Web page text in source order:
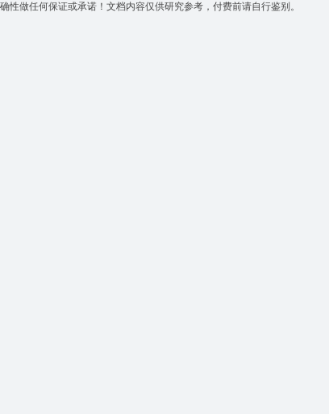
做任何保证或承诺！文档内容仅供研究参考，付费前请自行鉴别。